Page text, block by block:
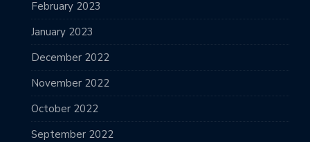
February 2023
January 2023
December 2022
November 2022
October 2022
September 2022